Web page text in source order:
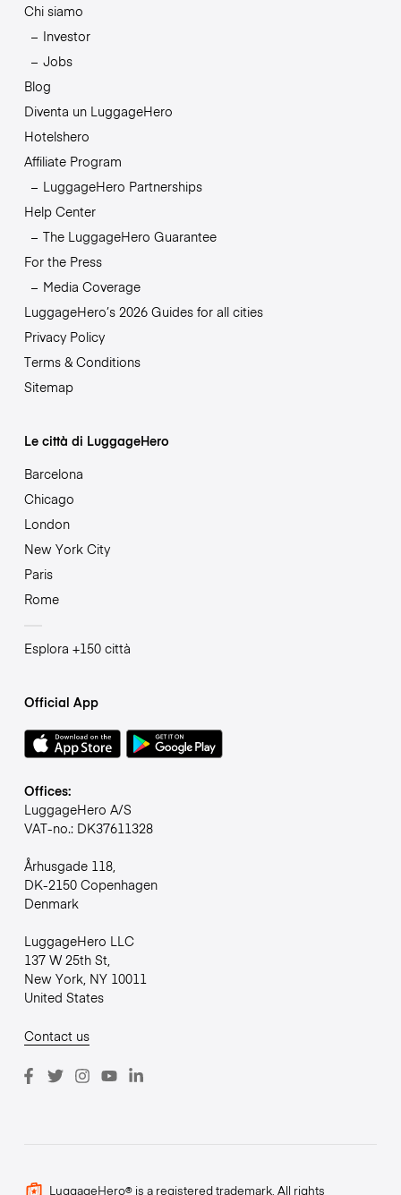
Chi siamo
Investor
Jobs
Blog
Diventa un LuggageHero
Hotelshero
Affiliate Program
LuggageHero Partnerships
Help Center
The LuggageHero Guarantee
For the Press
Media Coverage
LuggageHero’s 2026 Guides for all cities
Privacy Policy
Terms & Conditions
Sitemap
Le città di LuggageHero
Barcelona
Chicago
London
New York City
Paris
Rome
Esplora +150 città
Official App
Offices:
LuggageHero A/S
VAT-no.: DK37611328
Århusgade 118,
DK-2150 Copenhagen
Denmark
LuggageHero LLC
137 W 25th St,
New York, NY 10011
United States
Contact us
LuggageHero® is a registered trademark. All rights